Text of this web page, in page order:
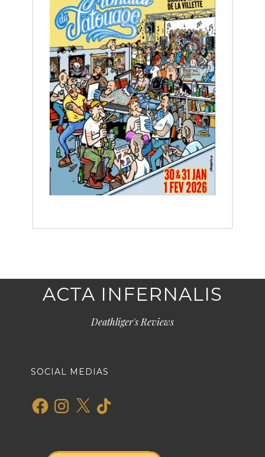
ACTA INFERNALIS
Deathliger's Reviews
SOCIAL MEDIAS
FacebookInstagram
X TikTok